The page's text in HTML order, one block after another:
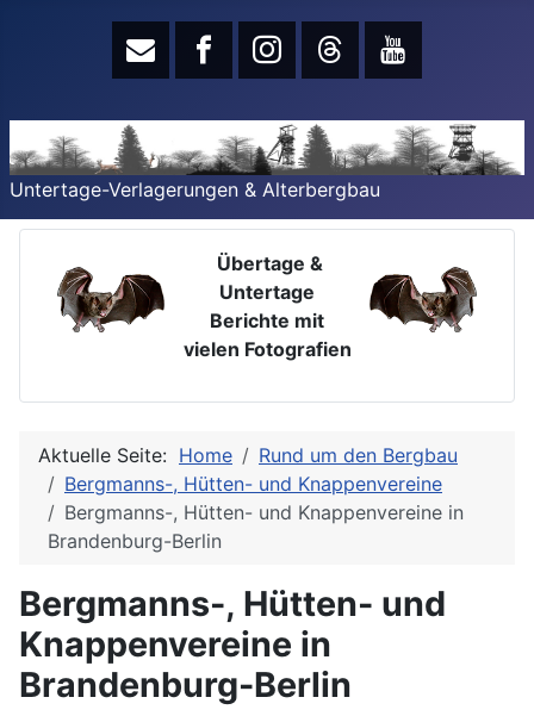
Untertage-Verlagerungen & Alterbergbau
Übertage &
Untertage
Berichte mit
vielen Fotografien
Aktuelle Seite: Home
Rund um den Bergbau
Bergmanns-, Hütten- und Knappenvereine
Bergmanns-, Hütten- und Knappenvereine in
Brandenburg-Berlin
Bergmanns-, Hütten- und
Knappenvereine in
Brandenburg-Berlin